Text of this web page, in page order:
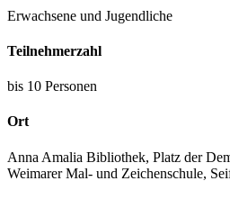
Erwachsene und Jugendliche
Teilnehmerzahl
bis 10 Personen
Ort
Anna Amalia Bibliothek, Platz der
Weimarer Mal- und Zeichenschule,